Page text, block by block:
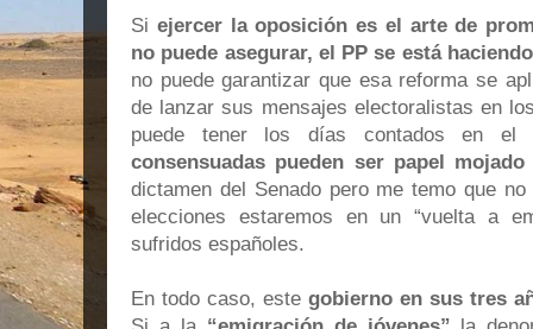
Si ejercer la oposición es el arte de
no puede asegurar, el PP se está
no puede garantizar que esa reforma se
de lanzar sus mensajes electoralistas en
puede tener los días contados en el
consensuadas pueden ser papel
dictamen del Senado pero me temo que
elecciones estaremos en un “vuelta a
sufridos españoles.
En todo caso, este gobierno en sus tres